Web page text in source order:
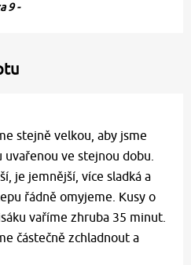
9 -
stejně velkou, aby jsme
uvařenou ve stejnou dobu.
je jemnější, více sladká a
řádně omyjeme. Kusy o
vaříme zhruba 35 minut.
částečně zchladnout a